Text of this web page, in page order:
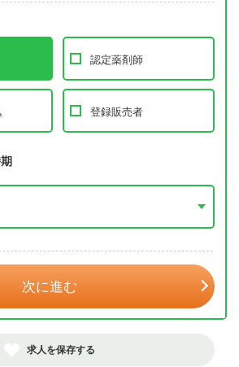
認定薬剤師
登録販売者
次に進む
求人を保存する